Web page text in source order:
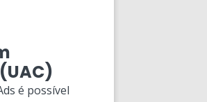
é possível